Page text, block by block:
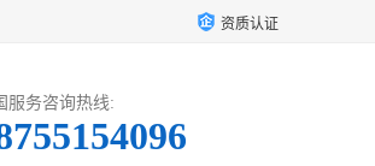
资质认证
服务咨询热线: